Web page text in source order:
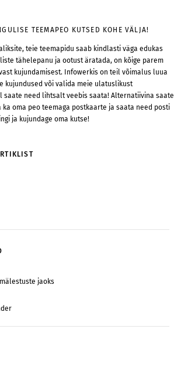
TEEMAPEO KUTSED KOHE VÄLJA!
teie teemapidu saab kindlasti väga edukas
tähelepanu ja ootust äratada, on kõige parem
kujundamisest. Infowerkis on teil võimalus luua
kujundused või valida meie ulatuslikust
saate need lihtsalt veebis saata! Alternatiivina saate
ka oma peo teemaga postkaarte ja saata need posti
ja kujundage oma kutse!
jaoks